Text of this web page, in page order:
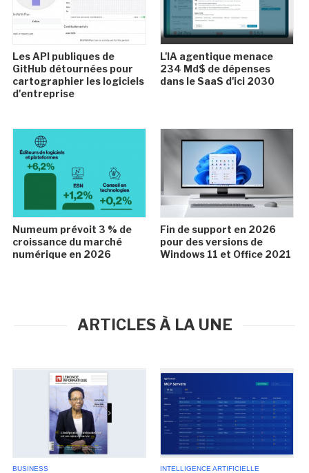
Les API publiques de
GitHub détournées pour
cartographier les logiciels
d'entreprise
L'IA agentique menace
234 Md$ de dépenses
dans le SaaS d'ici 2030
Numeum prévoit 3 % de
croissance du marché
numérique en 2026
Fin de support en 2026
pour des versions de
Windows 11 et Office 2021
ARTICLES À LA UNE
BUSINESS INTELLIGENCE ARTIFICIELLE